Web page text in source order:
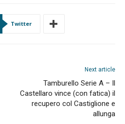
Twitter
Next article
Tamburello Serie A – Il
Castellaro vince (con fatica) il
recupero col Castiglione e
allunga